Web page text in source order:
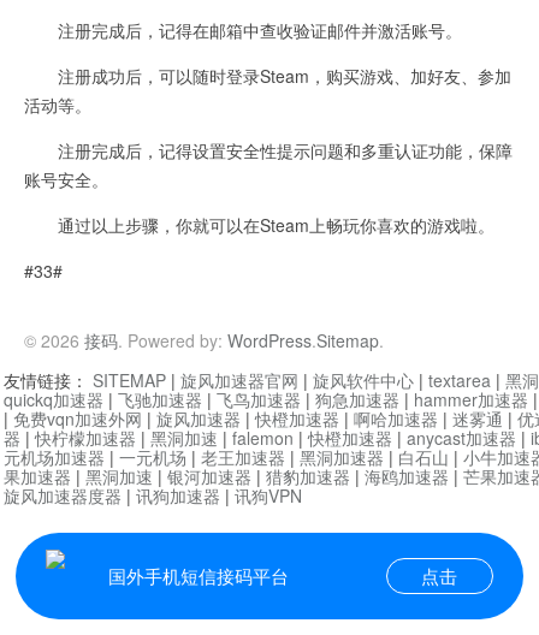
注册完成后，记得在邮箱中查收验证邮件并激活账号。
注册成功后，可以随时登录Steam，购买游戏、加好友、参加
活动等。
注册完成后，记得设置安全性提示问题和多重认证功能，保障
账号安全。
通过以上步骤，你就可以在Steam上畅玩你喜欢的游戏啦。
#33#
© 2026 接码. Powered by: WordPress.Sitemap.
国外手机短信接码平台 点击
友情链接： SITEMAP | 旋风加速器官网 | 旋风软件中心 | textarea | 黑
quickq加速器 | 飞驰加速器 | 飞鸟加速器 | 狗急加速器 | hammer加速器
| 免费vqn加速外网 | 旋风加速器 |快橙加速器 | 啊哈加速器 | 迷雾通 | 优
器 |快柠檬加速器 | 黑洞加速 | falemon |快橙加速器 | anycast加速器 |
元机场加速器 | 一元机场 | 老王加速器 | 黑洞加速器 | 白石山 | 小牛加速
果加速器 | 黑洞加速 | 银河加速器 | 猎豹加速器 | 海鸥加速器 | 芒果加速
旋风加速器度器 | 讯狗加速器 | 讯狗VPN